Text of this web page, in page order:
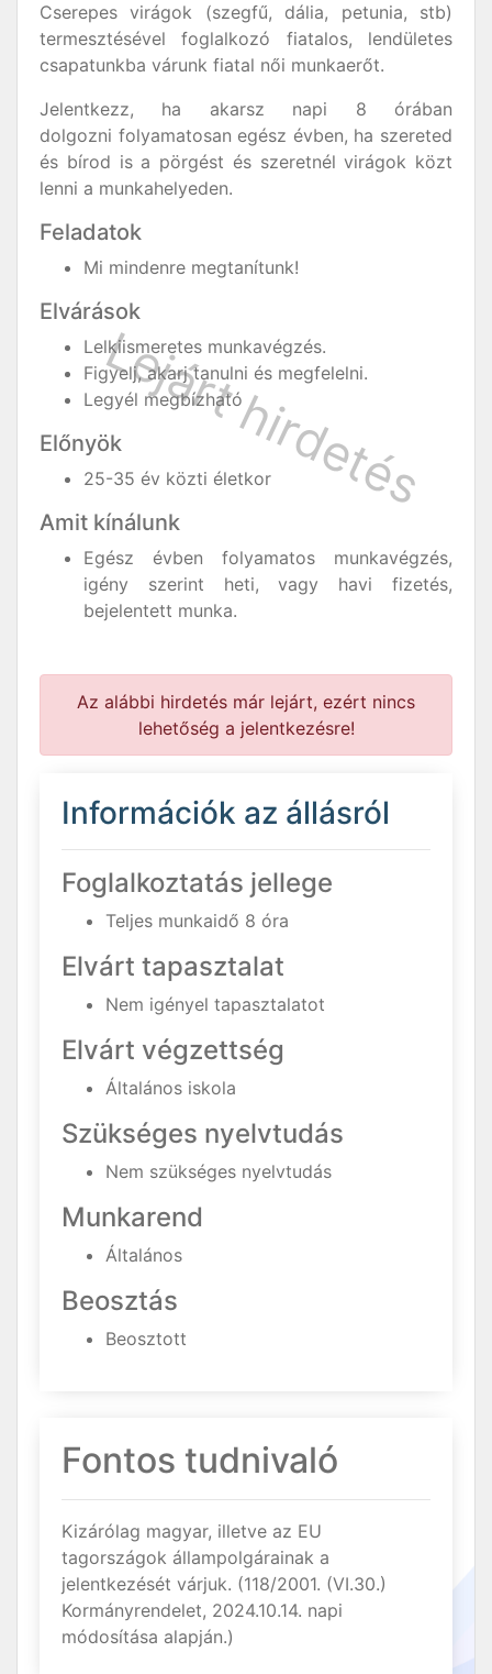
Cserepes virágok (szegfű, dália, petunia, stb)
termesztésével foglalkozó fiatalos, lendületes
csapatunkba várunk fiatal női munkaerőt.
Jelentkezz, ha akarsz napi 8 órában
dolgozni folyamatosan egész évben, ha szereted
és bírod is a pörgést és szeretnél virágok közt
lenni a munkahelyeden.
Feladatok
Mi mindenre megtanítunk!
Elvárások
Lelkiismeretes munkavégzés.
Figyelj, akarj tanulni és megfelelni.
Legyél megbízható
Előnyök
25-35 év közti életkor
Amit kínálunk
Egész évben folyamatos munkavégzés,
igény szerint heti, vagy havi fizetés,
bejelentett munka.
Az alábbi hirdetés már lejárt, ezért nincs
lehetőség a jelentkezésre!
Információk az állásról
Foglalkoztatás jellege
Teljes munkaidő 8 óra
Elvárt tapasztalat
Nem igényel tapasztalatot
Elvárt végzettség
Általános iskola
Szükséges nyelvtudás
Nem szükséges nyelvtudás
Munkarend
Általános
Beosztás
Beosztott
Fontos tudnivaló
Kizárólag magyar, illetve az EU
tagországok állampolgárainak a
jelentkezését várjuk. (118/2001. (VI.30.)
Kormányrendelet, 2024.10.14. napi
módosítása alapján.)